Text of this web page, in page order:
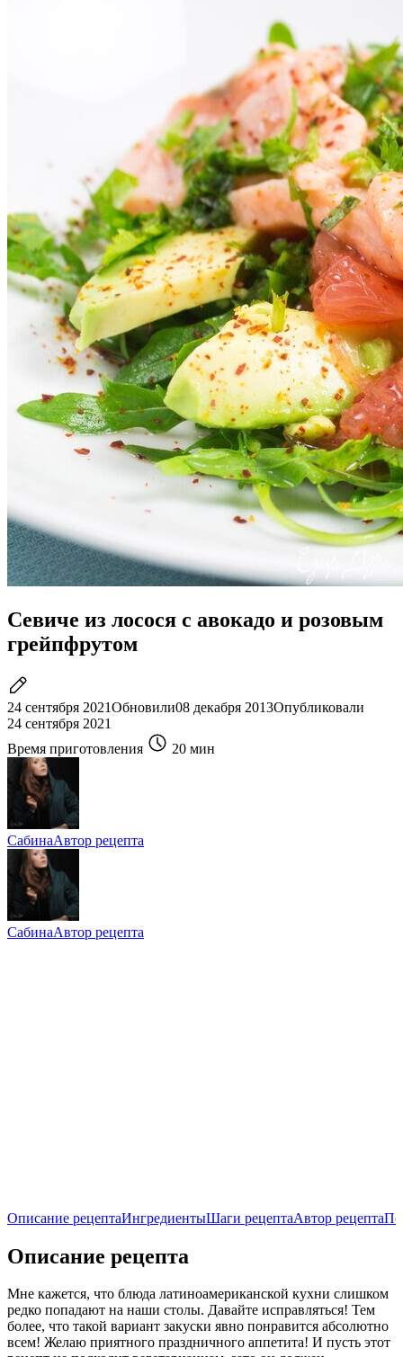
Севиче из лосося с авокадо и розовым
грейпфрутом
24 сентября 2021Обновили08 декабря 2013Опубликовали
24 сентября 2021
Время приготовления
20 мин
СабинаАвтор рецепта
СабинаАвтор рецепта
Описание рецептаИнгредиентыШаги рецептаАвтор рецепта
Описание рецепта
Мне кажется, что блюда латиноамериканской кухни слишком
редко попадают на наши столы. Давайте исправляться! Тем
более, что такой вариант закуски явно понравится абсолютно
всем! Желаю приятного праздничного аппетита! И пусть этот